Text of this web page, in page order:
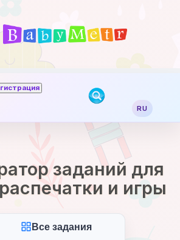
RU
заданий для
и игры
Все задания